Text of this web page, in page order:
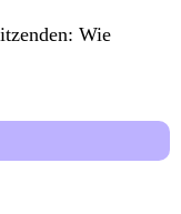
Wie